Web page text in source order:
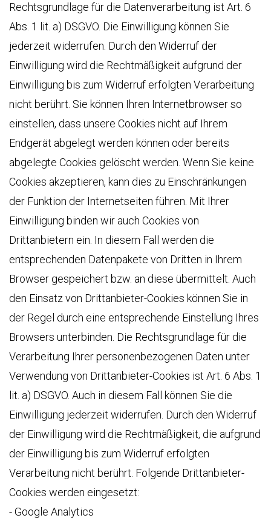
Rechtsgrundlage für die Datenverarbeitung ist Art. 6
Abs. 1 lit. a) DSGVO. Die Einwilligung können Sie
jederzeit widerrufen. Durch den Widerruf der
Einwilligung wird die Rechtmäßigkeit aufgrund der
Einwilligung bis zum Widerruf erfolgten Verarbeitung
nicht berührt. Sie können Ihren Internetbrowser so
einstellen, dass unsere Cookies nicht auf Ihrem
Endgerät abgelegt werden können oder bereits
abgelegte Cookies gelöscht werden. Wenn Sie keine
Cookies akzeptieren, kann dies zu Einschränkungen
der Funktion der Internetseiten führen. Mit Ihrer
Einwilligung binden wir auch Cookies von
Drittanbietern ein. In diesem Fall werden die
entsprechenden Datenpakete von Dritten in Ihrem
Browser gespeichert bzw. an diese übermittelt. Auch
den Einsatz von Drittanbieter-Cookies können Sie in
der Regel durch eine entsprechende Einstellung Ihres
Browsers unterbinden. Die Rechtsgrundlage für die
Verarbeitung Ihrer personenbezogenen Daten unter
Verwendung von Drittanbieter-Cookies ist Art. 6 Abs. 1
lit. a) DSGVO. Auch in diesem Fall können Sie die
Einwilligung jederzeit widerrufen. Durch den Widerruf
der Einwilligung wird die Rechtmäßigkeit, die aufgrund
der Einwilligung bis zum Widerruf erfolgten
Verarbeitung nicht berührt. Folgende Drittanbieter-
Cookies werden eingesetzt:
- Google Analytics